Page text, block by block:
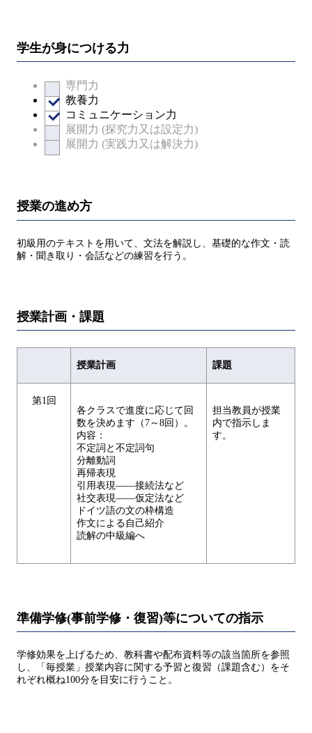
学生が身につける力
専門力
教養力
コミュニケーション力
展開力 (探究力又は設定力)
展開力 (実践力又は解決力)
授業の進め方
初級用のテキストを用いて、文法を解説し、基礎的な作文・読
解・聞き取り・会話などの練習を行う。
授業計画・課題
授業計画 課題
第1回
各クラスで進度に応じて回
数を決めます（7～8回）。
内容：
不定詞と不定詞句
分離動詞
再帰表現
引用表現――接続法など
社交表現――仮定法など
ドイツ語の文の枠構造
作文による自己紹介
読解の中級編へ
担当教員が授業
内で指示しま
す。
準備学修(事前学修・復習)等についての指示
学修効果を上げるため、教科書や配布資料等の該当箇所を参照
し、「毎授業」授業内容に関する予習と復習（課題含む）をそ
れぞれ概ね100分を目安に行うこと。